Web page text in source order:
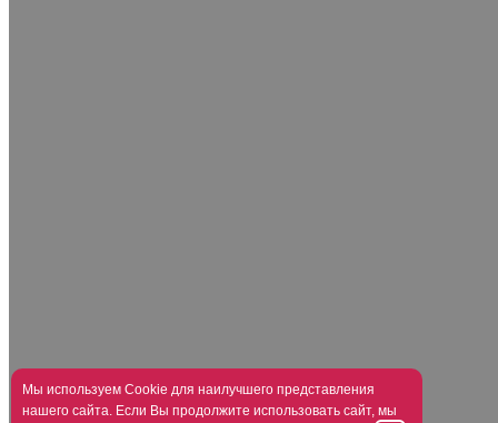
Мы используем Cookie для наилучшего представления
нашего сайта. Если Вы продолжите использовать сайт, мы